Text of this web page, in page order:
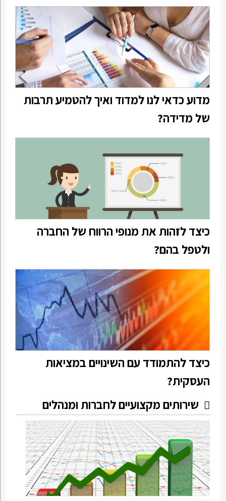
מדוע כדאי לנו למדוד ואיך להטמיע תרבות
של מדידה?
כיצד לזהות את מנופי הרווח של החברה
ולטפל בהם?
כיצד להתמודד עם השינויים במציאות
העסקית?
שירותים מקצועיים לחברות ומנהלים